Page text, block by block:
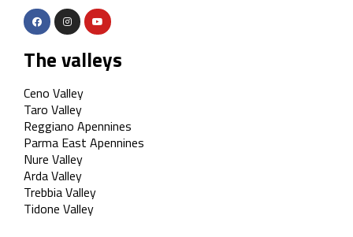
The valleys
Ceno Valley
Taro Valley
Reggiano Apennines
Parma East Apennines
Nure Valley
Arda Valley
Trebbia Valley
Tidone Valley